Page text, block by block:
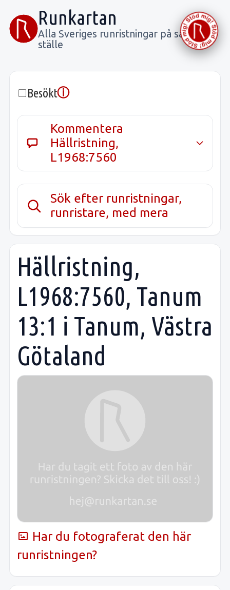
Runkartan
Alla Sveriges runristningar på samma
ställe
Besöktⓘ
Kommentera
Hällristning,
L1968:7560
Sök efter runristningar,
runristare, med mera
Hällristning,
L1968:7560, Tanum
13:1 i Tanum, Västra
Götaland
Har du fotograferat den här
runristningen?